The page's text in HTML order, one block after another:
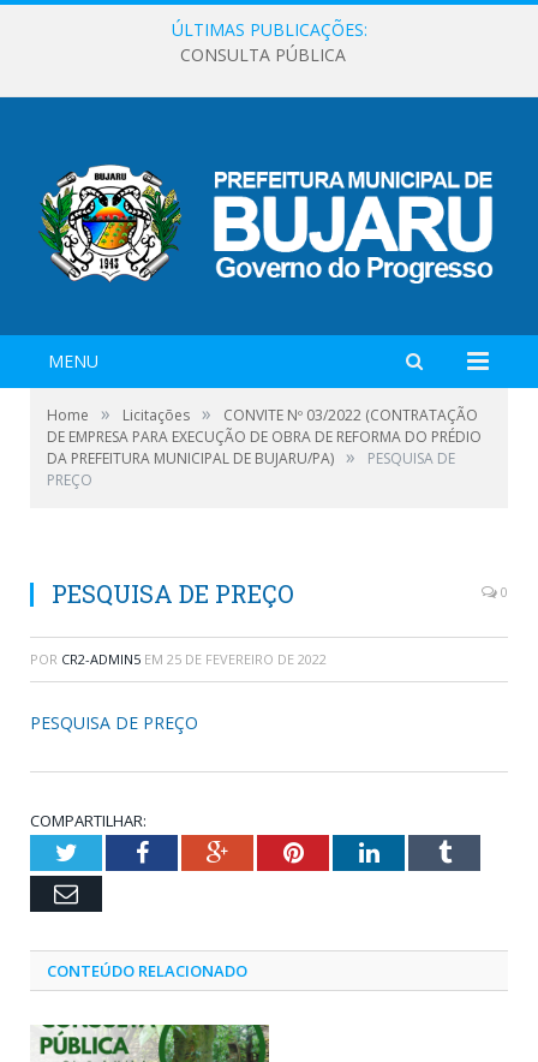
ÚLTIMAS PUBLICAÇÕES:
CONSULTA PÚBLICA
MENU
Home » Licitações »
CONVITE Nº 03/2022 (CONTRATAÇÃO
DE EMPRESA PARA EXECUÇÃO DE OBRA DE REFORMA DO PRÉDIO
DA PREFEITURA MUNICIPAL DE BUJARU/PA) »
PESQUISA DE
PREÇO
PESQUISA DE PREÇO 0
POR CR2-ADMIN5 EM 25 DE FEVEREIRO DE 2022
PESQUISA DE PREÇO
COMPARTILHAR:
TwitterFacebookGoogle+PinterestLinkedInTumblr
Email
CONTEÚDO RELACIONADO